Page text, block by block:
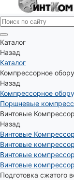
Каталог
Назад
Каталог
Компрессорное
Назад
Компрессорное
Поршневые
Винтовые
Назад
Винтовые
Винтовые
Винтовые
Винтовые
Подготовка сжатого